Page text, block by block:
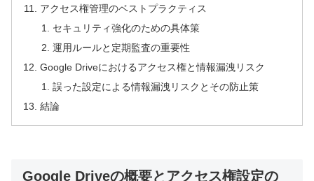
アクセス権管理のベストプラクティス
セキュリティ強化のための具体策
運用ルールと定期監査の重要性
Google Driveにおけるアクセス権と情報漏洩リスク
誤った設定による情報漏洩リスクとその防止策
結論
Google Driveの概要とアクセス権設定の